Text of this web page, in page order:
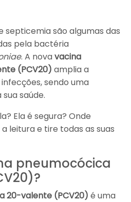
septicemia são algumas das
pela bactéria
. A novavacina
(PCV20) amplia a
sendo uma
saúde.
Ela é segura? Onde
leitura e tire todas as suas
pneumocócica
20-valente (PCV20) é uma